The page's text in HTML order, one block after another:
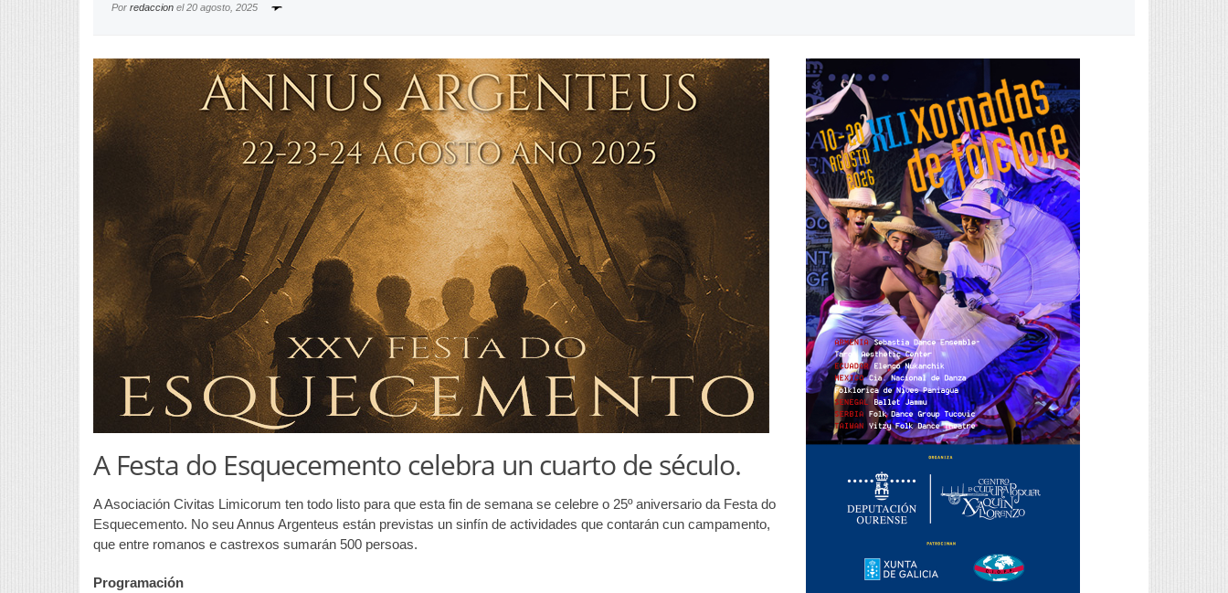
Por redaccion el20 agosto, 2025
A Festa do Esquecemento celebra un cuarto de século.
A Asociación Civitas Limicorum ten todo listo para que esta fin de semana se celebre o 25º aniversario da Festa do
Esquecemento. No seu Annus Argenteus están previstas un sinfín de actividades que contarán cun campamento,
que entre romanos e castrexos sumarán 500 persoas.
Programación